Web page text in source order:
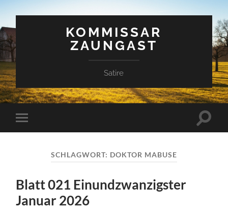
KOMMISSAR
ZAUNGAST
Satire
Mobile-
Menü
SCHLAGWORT: DOKTOR MABUSE
Blatt 021 Einundzwanzigster
Januar 2026